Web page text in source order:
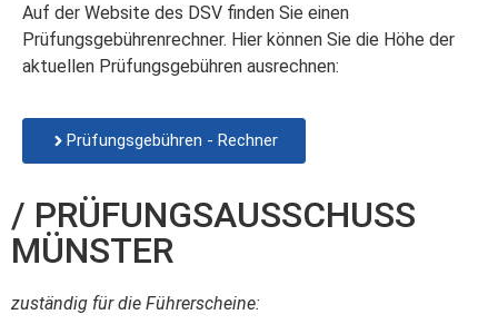
Auf der Website des DSV finden Sie einen
Prüfungsgebührenrechner. Hier können Sie die Höhe der
aktuellen Prüfungsgebühren ausrechnen:
Prüfungsgebühren - Rechner
/ PRÜFUNGSAUSSCHUSS
MÜNSTER
zuständig für die Führerscheine: